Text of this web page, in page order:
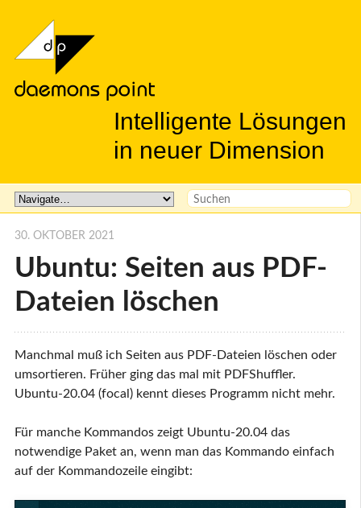
Intelligente Lösungen
in neuer Dimension
Ubuntu: Seiten aus PDF-
Dateien löschen
30. OKTOBER 2021
Manchmal muß ich Seiten aus PDF-Dateien löschen oder
umsortieren. Früher ging das mal mit PDFShuffler.
Ubuntu-20.04 (focal) kennt dieses Programm nicht mehr.
Für manche Kommandos zeigt Ubuntu-20.04 das
notwendige Paket an, wenn man das Kommando einfach
auf der Kommandozeile eingibt: